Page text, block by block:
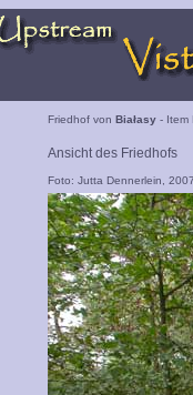
Friedhof von Białasy - Item
Ansicht des Friedhofs
Foto: Jutta Dennerlein,